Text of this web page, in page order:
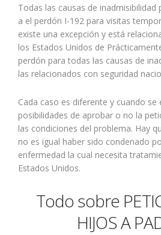
Todas las causas de inadmisibilidad
a el perdón I-192 para visitas
existe una excepción y está
los Estados Unidos de
perdón para todas las causas de
las relacionados con seguridad
Cada caso es diferente y cuando se
posibilidades de aprobar o no la
las condiciones del problema. Hay
no es igual haber sido condenado
enfermedad la cual necesita
Estados Unidos.
Todo sobre
HIJOS A